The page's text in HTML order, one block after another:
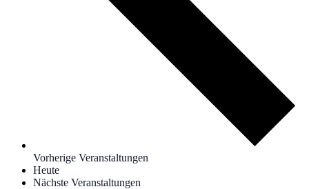
Vorherige Veranstaltungen
Heute
Nächste Veranstaltungen